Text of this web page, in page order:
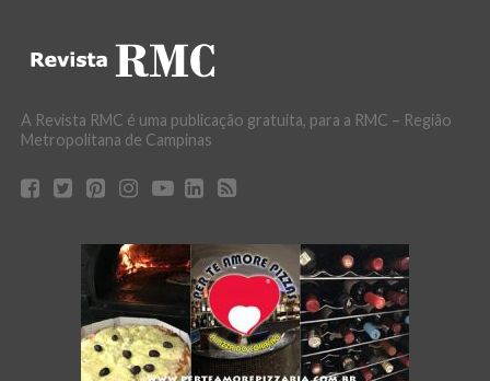
A Revista RMC é uma publicação gratuita, para a RMC – Região
Metropolitana de Campinas